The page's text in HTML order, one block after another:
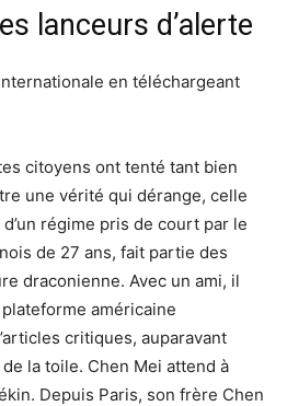
lanceurs d’alerte
en téléchargeant
citoyens ont tenté tant bien
une vérité qui dérange, celle
régime pris de court par le
de 27 ans, fait partie des
draconienne. Avec un ami, il
américaine
critiques, auparavant
la toile. Chen Mei attend à
Depuis Paris, son frère Chen